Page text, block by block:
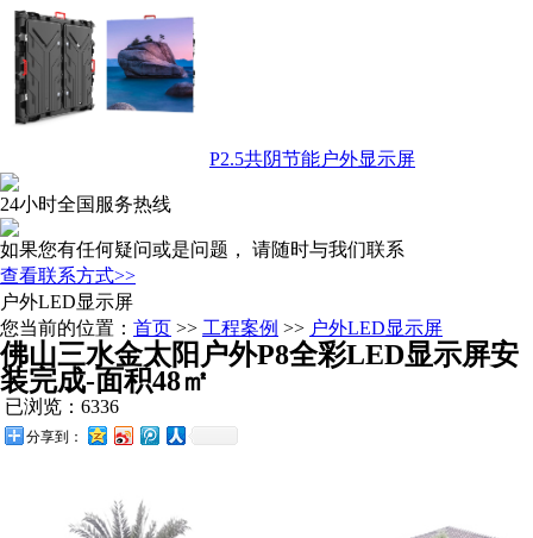
P2.5共阴节能户外显示屏
24小时全国服务热线
如果您有任何疑问或是问题， 请随时与我们联系
查看联系方式>>
户外LED显示屏
您当前的位置： 首页 >> 工程案例 >> 户外LED显示屏
佛山三水金太阳户外P8全彩LED显示屏安
装完成-面积48㎡
已浏览：6336
分享到：